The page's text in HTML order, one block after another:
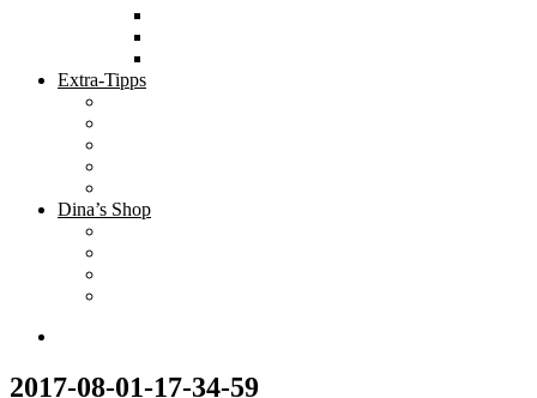
Extra-Tipps
Dina’s Shop
2017-08-01-17-34-59